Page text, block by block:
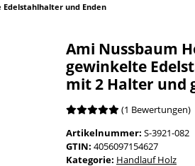
und Enden
Ami Nussbaum
gewinkelte
mit 2 Halter und
(1 Bewertungen)
Artikelnummer: S-3921-082
GTIN: 4056097154627
Kategorie: Handlauf Holz